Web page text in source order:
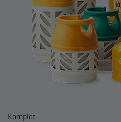
Komplet